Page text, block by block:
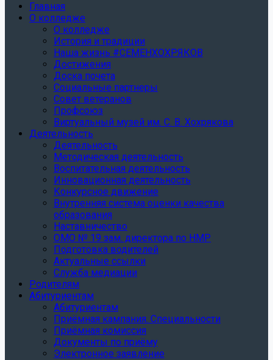
Главная
О колледже
О колледже
История и традиции
Наша жизнь #СЕМЕНХОХРЯКОВ
Достижения
Доска почета
Социальные партнеры
Совет ветеранов
Профсоюз
Виртуальный музей им. С. В. Хохрякова
Деятельность
Деятельность
Методическая деятельность
Воспитательная деятельность
Инновационная деятельность
Конкурсное движение
Внутренняя система оценки качества
образования
Наставничество
ОМО № 19 зам. директора по НМР
Подготовка водителей
Актуальные ссылки
Служба медиации
Родителям
Абитуриентам
Абитуриентам
Приёмная кампания. Специальности
Приёмная комиссия
Документы по приёму
Электронное заявление